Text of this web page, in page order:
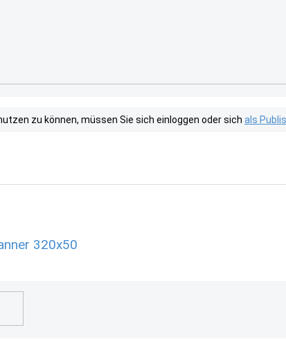
zu können, müssen Sie sich einloggen oder sich als
320x50